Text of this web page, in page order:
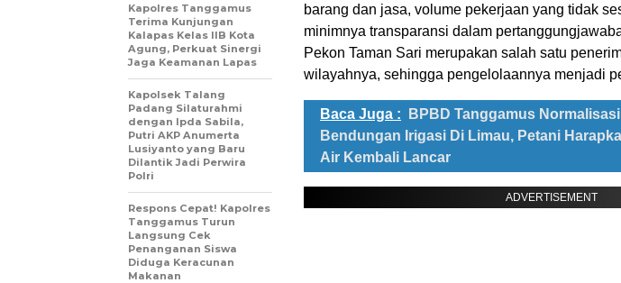
barang dan jasa, volume pekerjaan yang tidak
minimnya transparansi dalam
Pekon Taman Sari merupakan salah satu
wilayahnya, sehingga pengelolaannya menjadi
Baca Juga :
BPBD Tanggamus Normalisasi
Bendungan Irigasi Di Limau, Petani
Air Kembali Lancar
ADVERTISEMENT
Kapolres Tanggamus
Terima Kunjungan
Kalapas Kelas IIB Kota
Agung, Perkuat Sinergi
Jaga Keamanan Lapas
Kapolsek Talang
Padang Silaturahmi
dengan Ipda Sabila,
Putri AKP Anumerta
Lusiyanto yang Baru
Dilantik Jadi Perwira
Polri
Respons Cepat! Kapolres
Tanggamus Turun
Langsung Cek
Penanganan Siswa
Diduga Keracunan
Makanan